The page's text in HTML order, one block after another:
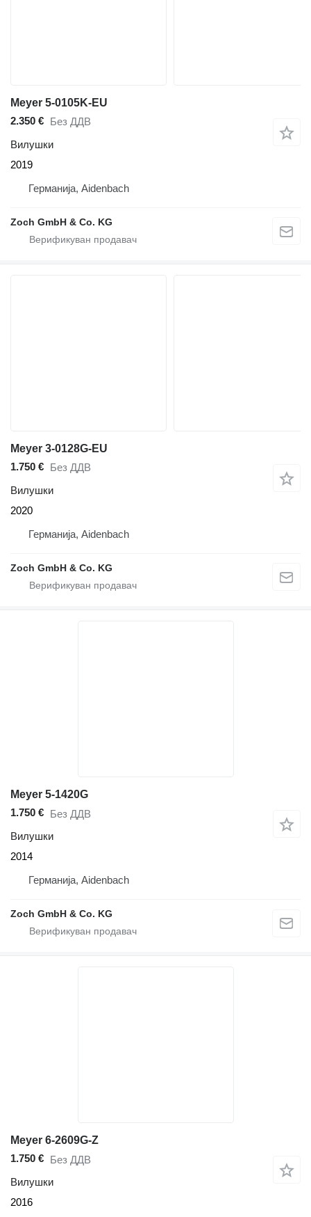
Meyer 5-0105K-EU
2.350 € Без ДДВ
Вилушки
2019
Германија, Aidenbach
Zoch GmbH & Co. KG
Meyer 3-0128G-EU
1.750 €
Без ДДВ
Вилушки
2020
Германија, Aidenbach
Zoch GmbH & Co. KG
Meyer 5-1420G
1.750 € Без ДДВ
Вилушки
2014
Германија, Aidenbach
Zoch GmbH & Co. KG
Meyer 6-2609G-Z
1.750 € Без ДДВ
Вилушки
2016